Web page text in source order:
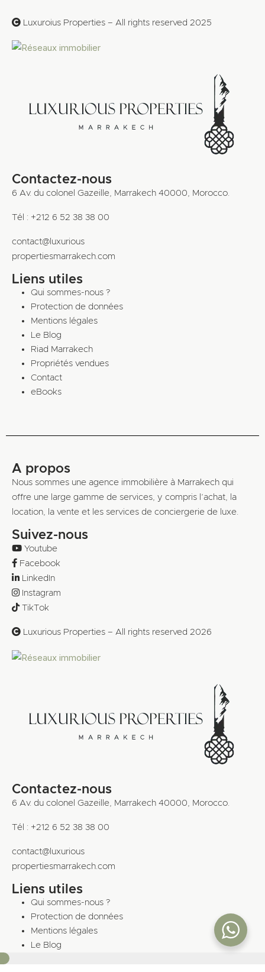
10%
Luxuroius Properties – All rights reserved 2025
Contactez-nous
6 Av. du colonel Gazeille, Marrakech 40000, Morocco.
Tél : +212 6 52 38 38 00
contact@luxurious
propertiesmarrakech.com
Liens utiles
Qui sommes-nous ?
Protection de données
Mentions légales
Le Blog
Riad Marrakech
Propriétés vendues
Contact
eBooks
A propos
Nous sommes une agence immobilière à Marrakech qui
offre une large gamme de services, y compris l’achat, la
location, la vente et les services de conciergerie de luxe.
Suivez-nous
Youtube
Facebook
LinkedIn
Instagram
TikTok
Luxurious Properties – All rights reserved 2026
Contactez-nous
6 Av. du colonel Gazeille, Marrakech 40000, Morocco.
Tél : +212 6 52 38 38 00
contact@luxurious
propertiesmarrakech.com
Liens utiles
Qui sommes-nous ?
Protection de données
Mentions légales
Le Blog